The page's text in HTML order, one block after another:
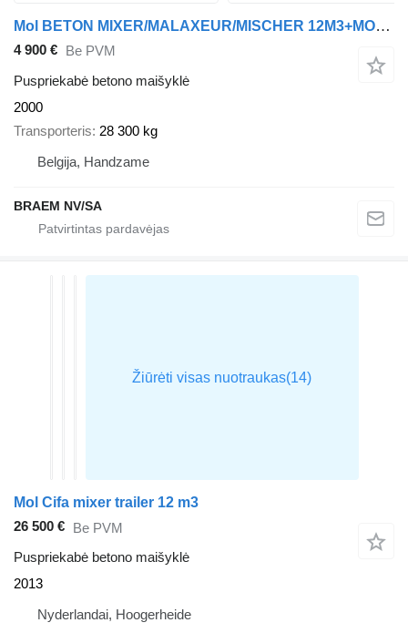
Mol BETON MIXER/MALAXEUR/MISCHER 12M3+MOTOR/MOTEUR
4 900 € Be PVM
Puspriekabė betono maišyklė
2000
Transporteris 28 300 kg
Belgija, Handzame
BRAEM NV/SA
Mol Cifa mixer trailer 12 m3
26 500 € Be PVM
Puspriekabė betono maišyklė
2013
Nyderlandai, Hoogerheide